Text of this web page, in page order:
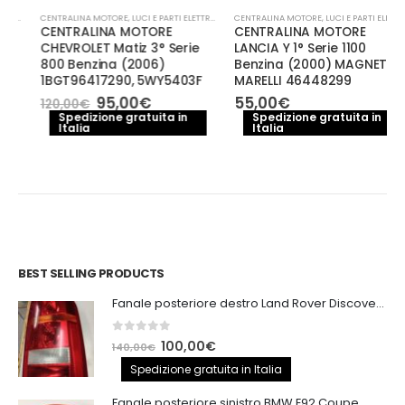
CENTRALINA MOTORE,LUCI E PARTI ELETTRICHE
CENTRALINA MOTORE
CHEVROLET Matiz 3° Serie
800 Benzina (2006)
1BGT96417290, 5WY5403F
120,00€ Il
prezzo
originale
95,00€Il
prezzo
attuale
Spedizione gratuita in
Italia
CENTRALINA MOTORE,LUCI E PARTI ELETTRICHE
CENTRALINA MOTORE
LANCIA Y 1° Serie 1100
Benzina (2000) MAGNETI
MARELLI 46448299
55,00€
Spedizione gratuita in
Italia
BEST SELLING PRODUCTS
Fanale posteriore destro Land Rover Discovery 3
out of 5
140,00€ Il
prezzo
originale
100,00€Il
prezzo
attuale
Spedizione gratuita in Italia